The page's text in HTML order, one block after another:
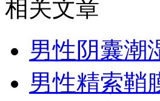
相关文章
男性阴囊潮
男性精索鞘